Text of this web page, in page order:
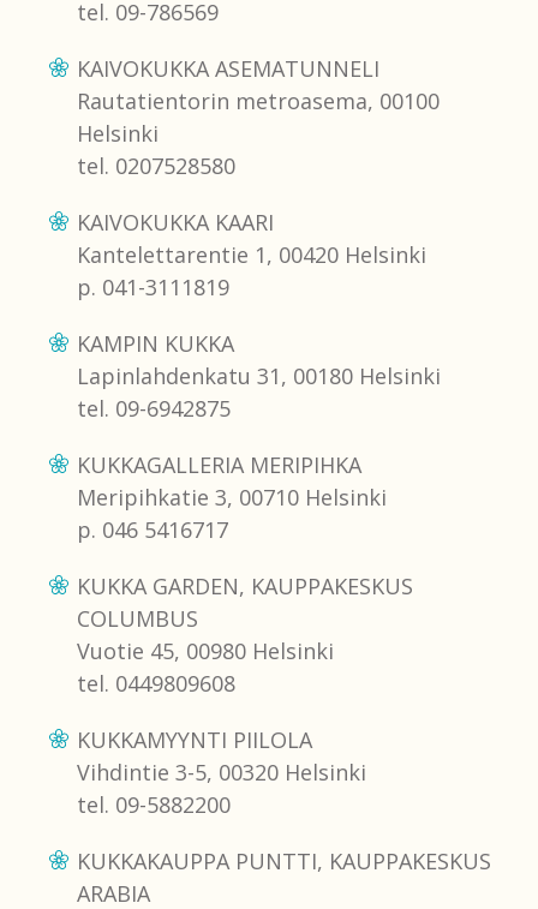
tel. 09-786569
KAIVOKUKKA ASEMATUNNELI
Rautatientorin metroasema, 00100
Helsinki
tel. 0207528580
KAIVOKUKKA KAARI
Kantelettarentie 1, 00420 Helsinki
p. 041-3111819
KAMPIN KUKKA
Lapinlahdenkatu 31, 00180 Helsinki
tel. 09-6942875
KUKKAGALLERIA MERIPIHKA
Meripihkatie 3, 00710 Helsinki
p. 046 5416717
KUKKA GARDEN, KAUPPAKESKUS
COLUMBUS
Vuotie 45, 00980 Helsinki
tel. 0449809608
KUKKAMYYNTI PIILOLA
Vihdintie 3-5, 00320 Helsinki
tel. 09-5882200
KUKKAKAUPPA PUNTTI, KAUPPAKESKUS
ARABIA